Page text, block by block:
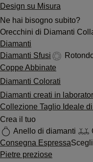
Design su Misura
Ne hai bisogno subito?
Orecchini di Diamanti
Diamanti
Diamanti Sfusi
Coppe Abbinate
Diamanti Colorati
Diamanti creati in
Collezione Taglio Ideale
Crea il tuo
Anello di diamanti
Consegna Espressa
Pietre preziose